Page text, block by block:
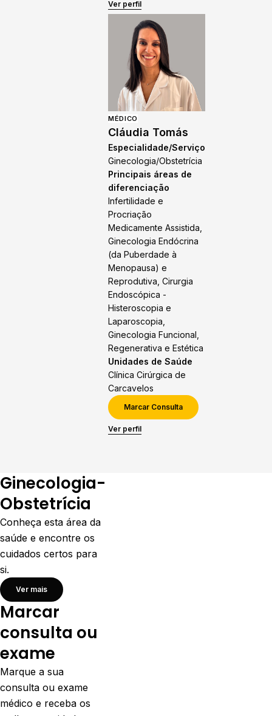
Ver perfil
MÉDICO
Cláudia Tomás
Especialidade/Serviço
Ginecologia/Obstetrícia
Principais áreas de
diferenciação
Infertilidade e
Procriação
Medicamente Assistida,
Ginecologia Endócrina
(da Puberdade à
Menopausa) e
Reprodutiva, Cirurgia
Endoscópica -
Histeroscopia e
Laparoscopia,
Ginecologia Funcional,
Regenerativa e Estética
Unidades de Saúde
Clínica Cirúrgica de
Carcavelos
Marcar Consulta
Ver perfil
Ginecologia-
Obstetrícia
Conheça esta área da
saúde e encontre os
cuidados certos para
si.
Ver mais
Marcar
consulta ou
exame
Marque a sua
consulta ou exame
médico e receba os